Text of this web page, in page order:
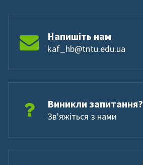
Напишіть нам
kaf_hb@tntu.edu.ua
Виникли запитання?
Зв'яжіться з нами